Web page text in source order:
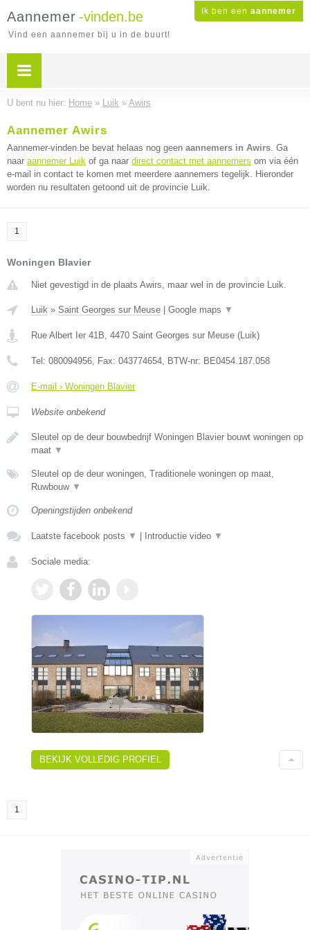
Ik ben een aannemer
Aannemer -vinden.be
Vind een aannemer bij u in de buurt!
U bent nu hier: Home » Luik » Awirs
Aannemer Awirs
Aannemer-vinden.be bevat helaas nog geen aannemers in Awirs. Ga
naar aannemer Luik of ga naar direct contact met aannemers om via één
e-mail in contact te komen met meerdere aannemers tegelijk. Hieronder
worden nu resultaten getoond uit de provincie Luik.
1
Woningen Blavier
Niet gevestigd in de plaats Awirs, maar wel in de provincie Luik.
Luik » Saint Georges sur Meuse Google maps ▼
Rue Albert Ier 41B, 4470 Saint Georges sur Meuse (Luik)
Tel: 080094956, Fax: 043774654, BTW-nr: BE0454.187.058
E-mail › Woningen Blavier
Website onbekend
Sleutel op de deur bouwbedrijf Woningen Blavier bouwt woningen op
maat ▼
Sleutel op de deur woningen, Traditionele woningen op maat,
Ruwbouw ▼
Openingstijden onbekend
Laatste facebook posts ▼ Introductie video ▼
Sociale media:
BEKIJK VOLLEDIG PROFIEL
1